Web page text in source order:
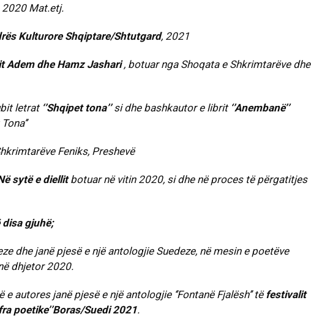
2020 Mat.etj.
Kulturore Shqiptare/Shtutgard, 2021
Adem dhe Hamz Jashari, botuar nga Shoqata e Shkrimtarëve dhe
letrat ‘’Shqipet tona’’si dhe bashkautor e librit ‘’Anembanë’’
Feniks, Preshevë
sytë e diellitbotuar në vitin 2020, si dhe në proces të përgatitjes
gjuhë;
dhe janë pjesë e një antologjie Suedeze, në mesin e poetëve
dhjetor 2020.
autores janë pjesë e një antologjie ‘’Fontanë Fjalësh’’ tëfestivalit
poetike’’Boras/Suedi 2021.